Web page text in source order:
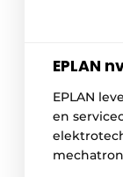
EPLAN
EPLAN
en